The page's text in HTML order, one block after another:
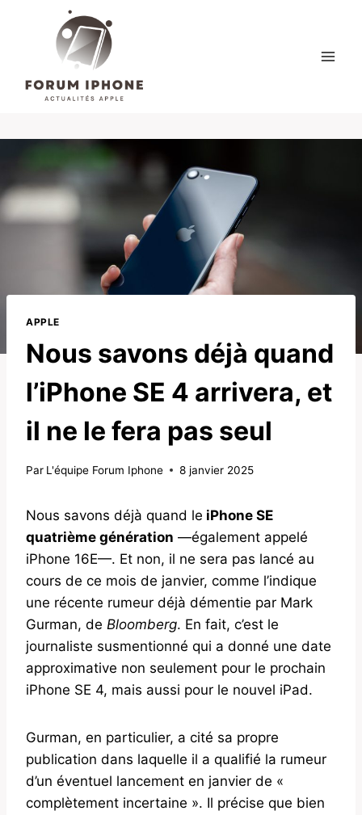
APPLE
Nous savons déjà quand
l’iPhone SE 4 arrivera, et
il ne le fera pas seul
Par L'équipe Forum Iphone 8 janvier 2025
Nous savons déjà quand le iPhone SE
quatrième génération —également appelé
iPhone 16E—. Et non, il ne sera pas lancé au
cours de ce mois de janvier, comme l’indique
une récente rumeur déjà démentie par Mark
Gurman, de Bloomberg. En fait, c’est le
journaliste susmentionné qui a donné une date
approximative non seulement pour le prochain
iPhone SE 4, mais aussi pour le nouvel iPad.
Gurman, en particulier, a cité sa propre
publication dans laquelle il a qualifié la rumeur
d’un éventuel lancement en janvier de «
complètement incertaine ». Il précise que bien